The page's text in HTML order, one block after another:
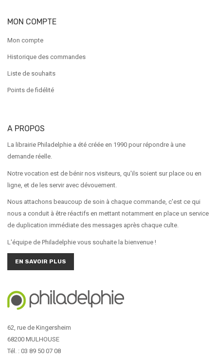
MON COMPTE
Mon compte
Historique des commandes
Liste de souhaits
Points de fidélité
A PROPOS
La librairie Philadelphie a été créée en 1990 pour répondre à une
demande réelle.
Notre vocation est de bénir nos visiteurs, qu'ils soient sur place ou en
ligne, et de les servir avec dévouement.
Nous attachons beaucoup de soin à chaque commande, c'est ce qui
nous a conduit à être réactifs en mettant notamment en place un service
de duplication immédiate des messages après chaque culte.
L'équipe de Philadelphie vous souhaite la bienvenue !
EN SAVOIR PLUS
62, rue de Kingersheim
68200 MULHOUSE
Tél. : 03 89 50 07 08